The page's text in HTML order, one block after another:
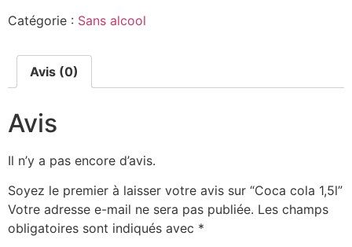
Catégorie : Sans alcool
Avis (0)
Avis
Il n’y a pas encore d’avis.
Soyez le premier à laisser votre avis sur “Coca cola 1,5l”
Votre adresse e-mail ne sera pas publiée. Les champs
obligatoires sont indiqués avec *